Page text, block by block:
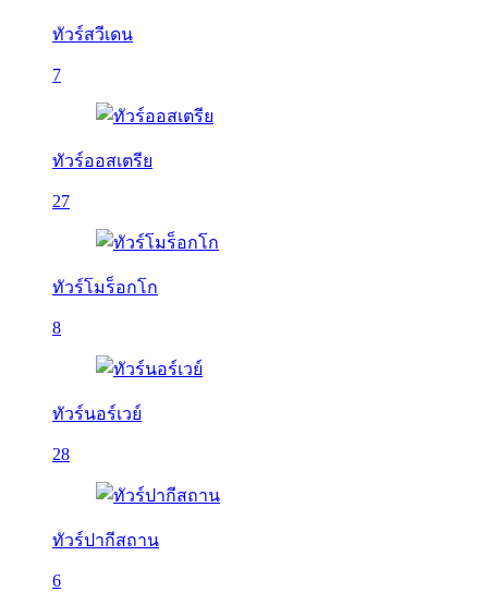
ทัวร์สวีเดน
7
ทัวร์ออสเตรีย
27
ทัวร์โมร็อกโก
8
ทัวร์นอร์เวย์
28
ทัวร์ปากีสถาน
6